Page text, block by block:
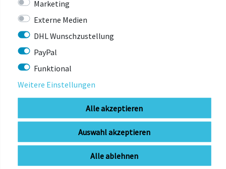
-20%Marketing
Externe Medien
DHL Wunschzustellung
PayPal
Funktional
Weitere Einstellungen
Alle akzeptieren
Auswahl akzeptieren
Alle ablehnen